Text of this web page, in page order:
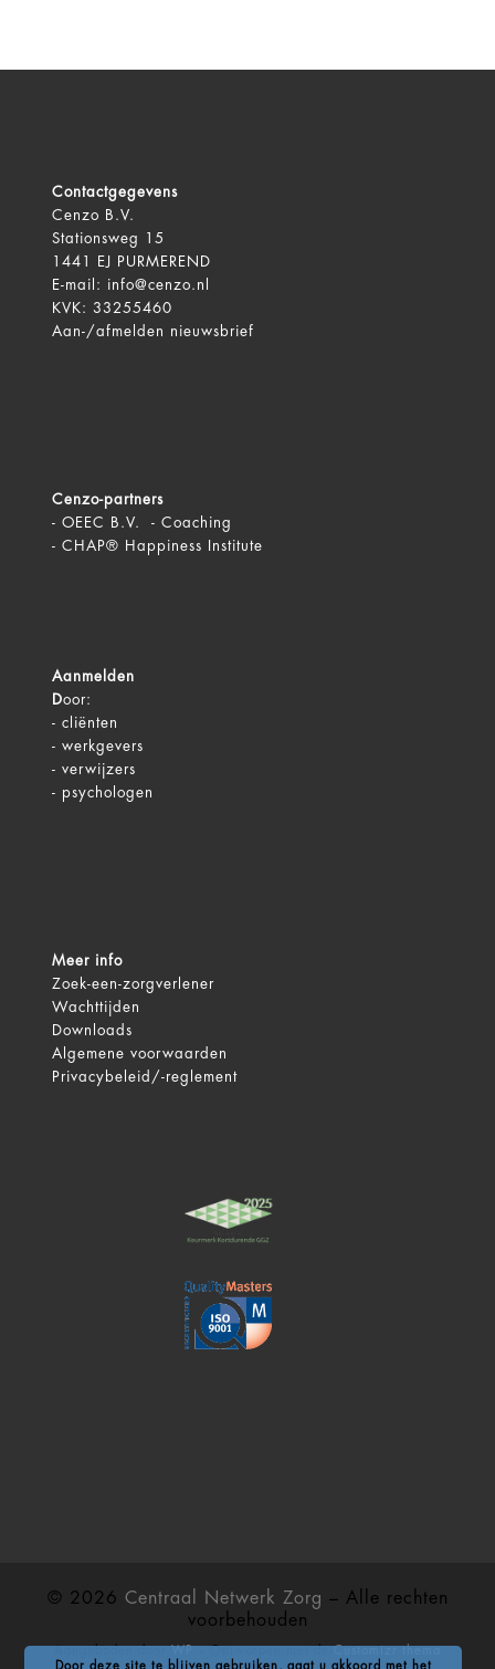
Contactgegevens
Cenzo B.V.
Stationsweg 15
1441 EJ PURMEREND
E-mail:
info@cenzo.nl
KVK: 33255460
Aan-/afmelden
nieuwsbrief
Cenzo-partners
- OEEC B.V. - Coaching
- CHAP® Happiness Institute
Aanmelden
Door:
- cliënten
- werkgevers
- verwijzers
- psychologen
Meer info
Zoek-een-zorgverlener
Wachttijden
Downloads
Algemene voorwaarden
Privacybeleid/-reglement
© 2026 Centraal Netwerk Zorg – Alle rechten
voorbehouden
Door deze site te blijven gebruiken, gaat u akkoord met het